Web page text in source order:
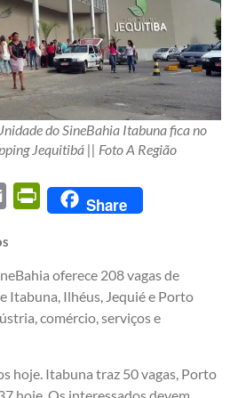
do SineBahia Itabuna fica no
Jequitibá || Foto A Região
Email PrintFriendly
Share
oferece 208 vagas de
Itabuna, Ilhéus, Jequié e Porto
comércio, serviços e
hoje. Itabuna traz 50 vagas, Porto